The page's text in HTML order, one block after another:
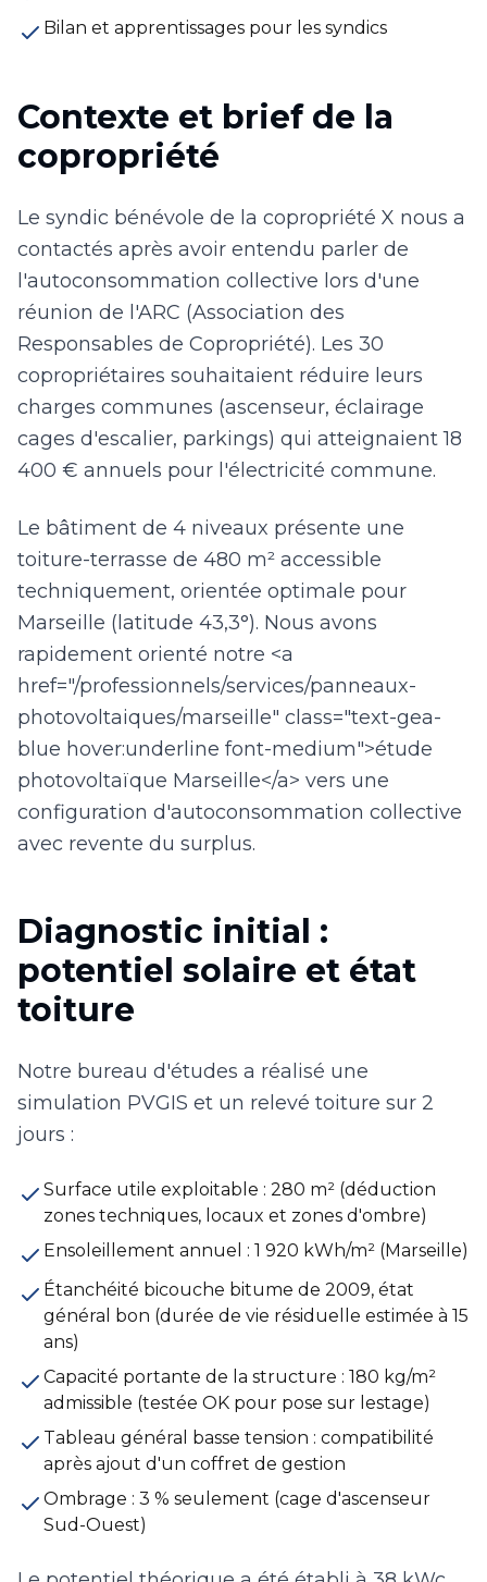
Bilan et apprentissages pour les syndics
Contexte et brief de la
copropriété
Le syndic bénévole de la copropriété X nous a
contactés après avoir entendu parler de
l'autoconsommation collective lors d'une
réunion de l'ARC (Association des
Responsables de Copropriété). Les 30
copropriétaires souhaitaient réduire leurs
charges communes (ascenseur, éclairage
cages d'escalier, parkings) qui atteignaient 18
400 € annuels pour l'électricité commune.
Le bâtiment de 4 niveaux présente une
toiture-terrasse de 480 m² accessible
techniquement, orientée optimale pour
Marseille (latitude 43,3°). Nous avons
rapidement orienté notre <a
href="/professionnels/services/panneaux-
photovoltaiques/marseille" class="text-gea-
blue hover:underline font-medium">étude
photovoltaïque Marseille</a> vers une
configuration d'autoconsommation collective
avec revente du surplus.
Diagnostic initial :
potentiel solaire et état
toiture
Notre bureau d'études a réalisé une
simulation PVGIS et un relevé toiture sur 2
jours :
Surface utile exploitable : 280 m² (déduction
zones techniques, locaux et zones d'ombre)
Ensoleillement annuel : 1 920 kWh/m² (Marseille)
Étanchéité bicouche bitume de 2009, état
général bon (durée de vie résiduelle estimée à 15
ans)
Capacité portante de la structure : 180 kg/m²
admissible (testée OK pour pose sur lestage)
Tableau général basse tension : compatibilité
après ajout d'un coffret de gestion
Ombrage : 3 % seulement (cage d'ascenseur
Sud-Ouest)